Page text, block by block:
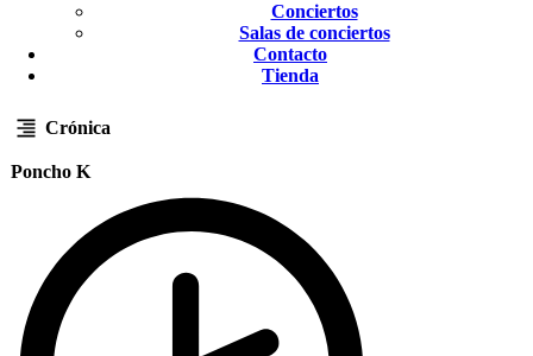
Conciertos
Salas de conciertos
Contacto
Tienda
Crónica
Poncho K